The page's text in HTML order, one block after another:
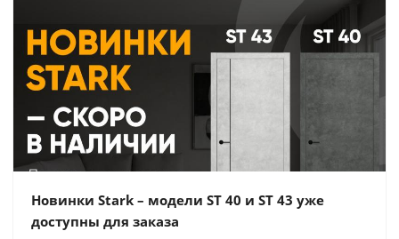
Новинки Stark – модели ST 40 и ST 43 уже
доступны для заказа